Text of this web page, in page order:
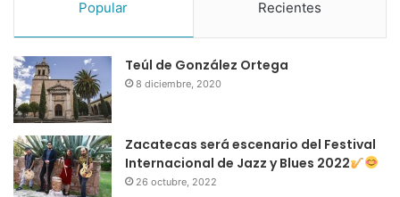
Popular Recientes
Teúl de González Ortega
8 diciembre, 2020
Zacatecas será escenario del Festival
Internacional de Jazz y Blues 2022
26 octubre, 2022